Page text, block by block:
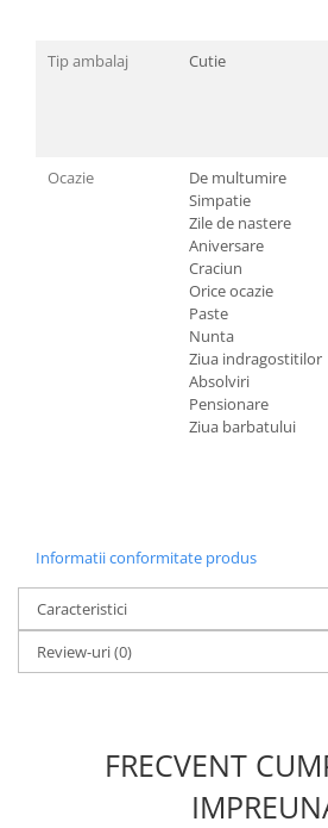
Tip ambalaj Cutie
Ocazie
De multumire
Simpatie
Zile de nastere
Aniversare
Craciun
Orice ocazie
Paste
Nunta
Ziua indragostitilor
Absolviri
Pensionare
Ziua barbatului
Informatii conformitate produs
Caracteristici
Review-uri(0)
FRECVENT